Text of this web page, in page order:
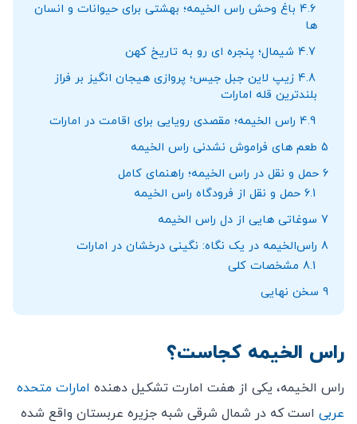
4.6 باغ ‌وحش راس الخیمه؛ بهشتی برای حیوانات و انسان
‌ها
4.7 شیمال؛ پنجره ‌ای رو به تاریخ کهن
4.8 زیپ ‌لاین جبل جیس؛ پروازی هیجان‌ انگیز بر فراز
بلندترین قله امارات
4.9 راس الخیمه؛ مقصدی رویایی برای اقامت در امارات
5 طعم ‌های فراموش ‌نشدنی راس الخیمه
6 حمل و نقل در راس الخیمه؛ راهنمای کامل
6.1 حمل و نقل از فرودگاه راس الخیمه
7 سوغاتی ‌هایی از دل راس الخیمه
8 راس‌الخیمه در یک نگاه: نگینی درخشان در امارات
8.1 مشخصات کلی
9 سخن نهایی
راس الخیمه کجاست؟
راس الخیمه، یکی از هفت امارت تشکیل ‌دهنده امارات متحده
عربی است که در شمال شرقی شبه جزیره عربستان واقع شده